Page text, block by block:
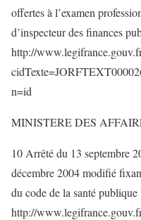
offertes à l’examen
d’inspecteur des finances
http://
n=id
MINISTERE DES
10 Arrêté du 13 septembre
décembre 2004 modifié
du code de la santé publique
http://